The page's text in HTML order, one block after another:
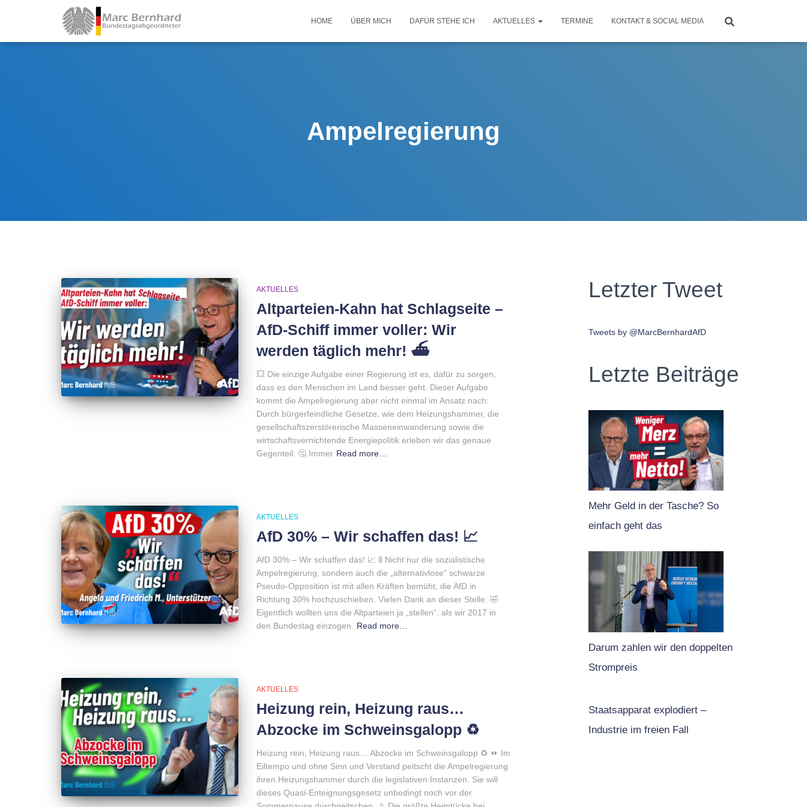
HOME ÜBER MICH DAFÜR STEHE ICH AKTUELLES TERMINE KONTAKT & SOCIAL MEDIA
Ampelregierung
AKTUELLES
Altparteien-Kahn hat Schlagseite –
AfD-Schiff immer voller: Wir
werden täglich mehr! ⛴
💥 Die einzige Aufgabe einer Regierung ist es, dafür zu sorgen,
dass es den Menschen im Land besser geht. Dieser Aufgabe
kommt die Ampelregierung aber nicht einmal im Ansatz nach:
Durch bürgerfeindliche Gesetze, wie dem Heizungshammer, die
gesellschaftszerstörerische Masseneinwanderung sowie die
wirtschaftsvernichtende Energiepolitik erleben wir das genaue
Gegenteil. 🤔 Immer Read more…
AKTUELLES
AfD 30% – Wir schaffen das! 📈
AfD 30% – Wir schaffen das! 📈 🚦 Nicht nur die sozialistische
Ampelregierung, sondern auch die „alternativlose“ schwarze
Pseudo-Opposition ist mit allen Kräften bemüht, die AfD in
Richtung 30% hochzuschieben. Vielen Dank an dieser Stelle. 🤣
Eigentlich wollten uns die Altparteien ja „stellen“, als wir 2017 in
den Bundestag einzogen.
Read more…
AKTUELLES
Heizung rein, Heizung raus…
Abzocke im Schweinsgalopp ♻️
Heizung rein, Heizung raus… Abzocke im Schweinsgalopp ♻️ ⏩ Im
Eiltempo und ohne Sinn und Verstand peitscht die Ampelregierung
ihren Heizungshammer durch die legislativen Instanzen. Sie will
dieses Quasi-Enteignungsgesetz unbedingt noch vor der
Letzter Tweet
Tweets by @MarcBernhardAfD
Letzte Beiträge
Mehr Geld in der Tasche? So
einfach geht das
Darum zahlen wir den doppelten
Strompreis
Staatsapparat explodiert –
Industrie im freien Fall